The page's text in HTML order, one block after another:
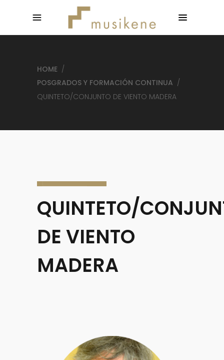
HOME /
POSGRADOS Y FORMACIÓN CONTINUA /
QUINTETO/CONJUNTO DE VIENTO MADERA
QUINTETO/
DE VIENTO
MADERA